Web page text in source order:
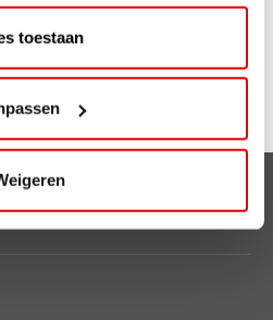
toestaan
en registreren? Kijk op